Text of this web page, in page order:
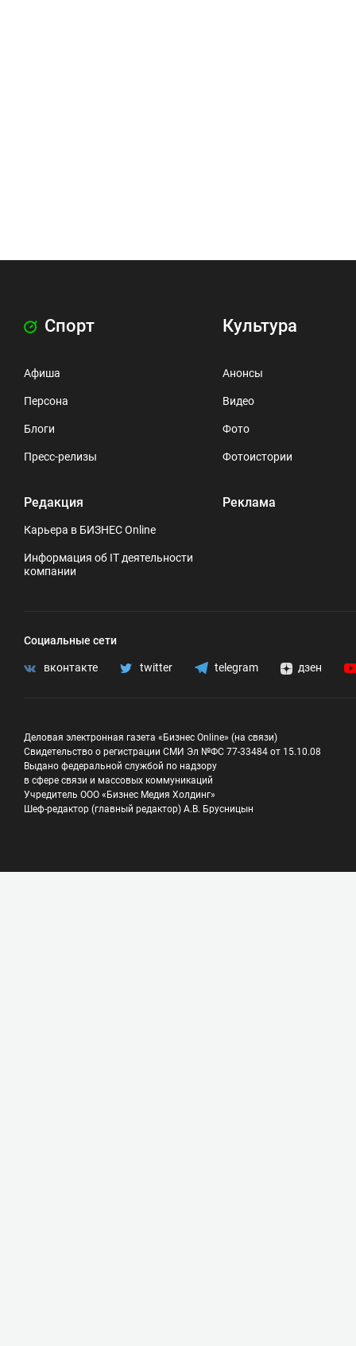
Спорт
Афиша
Персона
Блоги
Пресс-релизы
Редакция
Карьера в БИЗНЕС Online
Информация об IT деятельности
компании
Культура
Анонсы
Видео
Фото
Фотоистории
Реклама
Социальные сети
вконтакте twitter telegram дзен
Деловая электронная газета «Бизнес Online» (на связи)
Свидетельство о регистрации СМИ Эл №ФС 77-33484 от 15.10.08
Выдано федеральной службой по надзору
в сфере связи и массовых коммуникаций
Учредитель ООО «Бизнес Медия Холдинг»
Шеф-редактор (главный редактор) А.В. Брусницын